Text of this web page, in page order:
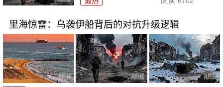
里海惊雷：乌袭伊船背后的对抗升级逻辑